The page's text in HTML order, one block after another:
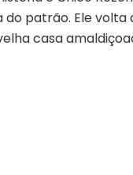
do patrão. Ele
casa